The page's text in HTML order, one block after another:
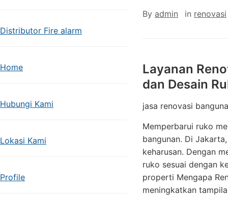
Distributor Fire alarm
Home
Hubungi Kami
Lokasi Kami
Profile
By admin in renovasi
Layanan
dan Desain
jasa renovasi
Memperbarui ruko
bangunan. Di
keharusan. Dengan
ruko sesuai dengan
properti Mengapa
meningkatkan